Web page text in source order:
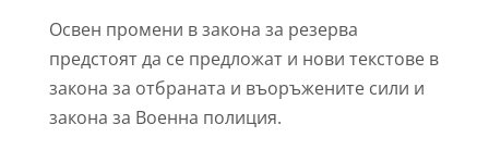
Освен промени в закона за резерва
предстоят да се предложат и нови текстове в
закона за отбраната и въоръжените сили и
закона за Военна полиция.